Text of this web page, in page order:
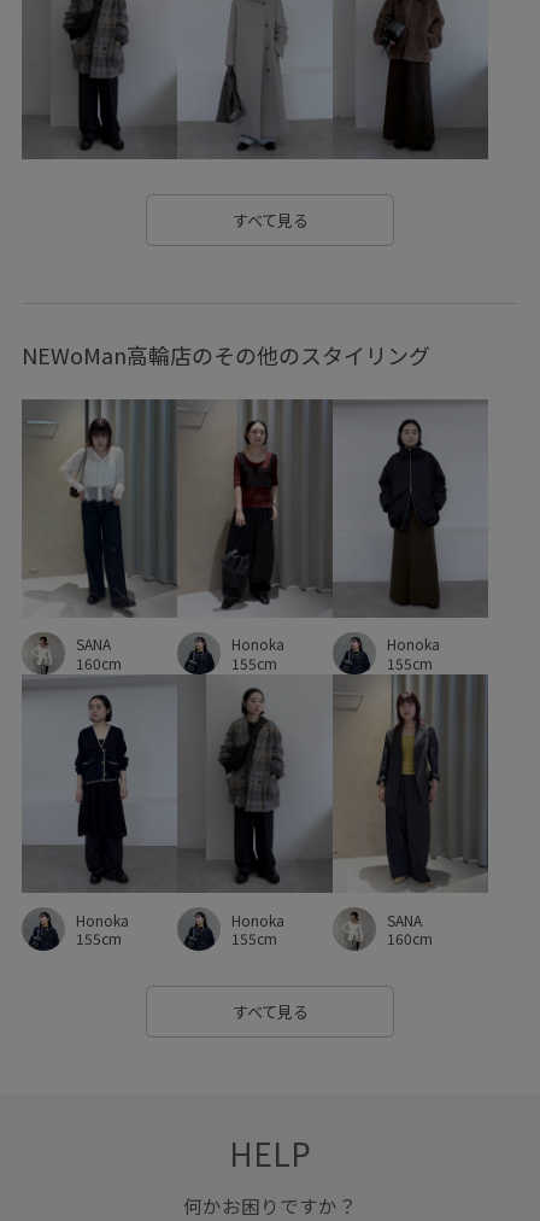
すべて見る
NEWoMan高輪店のその他のスタイリング
SANA
160cm
Honoka
155cm
Honoka
155cm
Honoka
155cm
Honoka
155cm
SANA
160cm
すべて見る
HELP
何かお困りですか？